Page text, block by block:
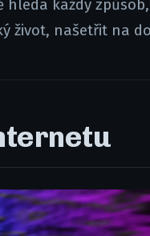
každý
život, našetřit na